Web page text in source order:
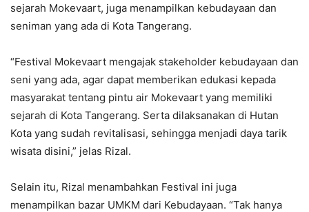
sejarah Mokevaart, juga menampilkan kebudayaan dan
seniman yang ada di Kota Tangerang.
“Festival Mokevaart mengajak stakeholder kebudayaan dan
seni yang ada, agar dapat memberikan edukasi kepada
masyarakat tentang pintu air Mokevaart yang memiliki
sejarah di Kota Tangerang. Serta dilaksanakan di Hutan
Kota yang sudah revitalisasi, sehingga menjadi daya tarik
wisata disini,” jelas Rizal.
Selain itu, Rizal menambahkan Festival ini juga
menampilkan bazar UMKM dari Kebudayaan. “Tak hanya